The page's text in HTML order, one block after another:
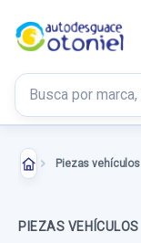
Buscar productos
Piezas vehículos
PIEZAS VEHÍCULOS